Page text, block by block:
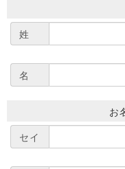
姓
名
お
セイ